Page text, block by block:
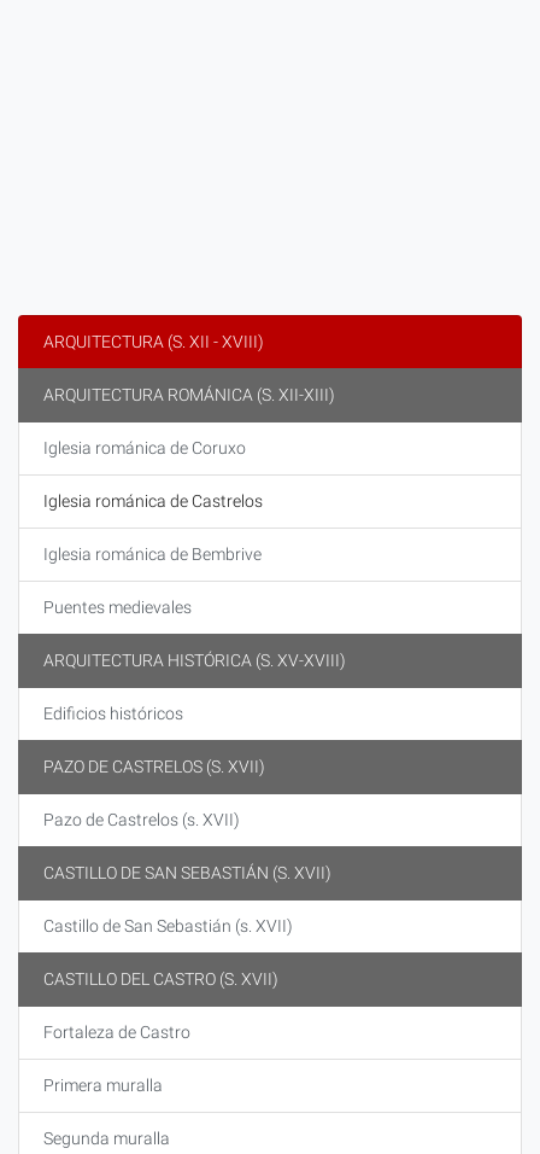
ARQUITECTURA (S. XII - XVIII)
ARQUITECTURA ROMÁNICA (S. XII-XIII)
Iglesia románica de Coruxo
Iglesia románica de Castrelos
Iglesia románica de Bembrive
Puentes medievales
ARQUITECTURA HISTÓRICA (S. XV-XVIII)
Edificios históricos
PAZO DE CASTRELOS (S. XVII)
Pazo de Castrelos (s. XVII)
CASTILLO DE SAN SEBASTIÁN (S. XVII)
Castillo de San Sebastián (s. XVII)
CASTILLO DEL CASTRO (S. XVII)
Fortaleza de Castro
Primera muralla
Segunda muralla